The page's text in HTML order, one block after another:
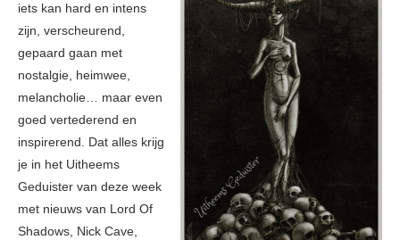
iets kan hard en intens
zijn, verscheurend,
gepaard gaan met
nostalgie, heimwee,
melancholie… maar even
goed vertederend en
inspirerend. Dat alles krijg
je in het Uitheems
Geduister van deze week
met nieuws van Lord Of
Shadows, Nick Cave,